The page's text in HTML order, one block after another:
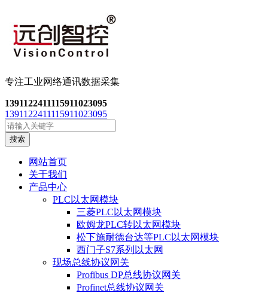
专注工业网络通讯数据采集
1391122411115911023095
1391122411115911023095
搜索
网站首页
关于我们
产品中心
PLC以太网模块
三菱PLC以太网模块
欧姆龙PLC转以太网模块
松下施耐德台达等PLC以太网模块
西门子S7系列以太网
现场总线协议网关
Profibus DP总线协议网关
Profinet总线协议网关